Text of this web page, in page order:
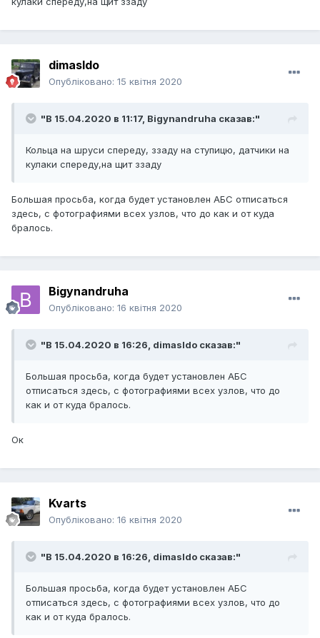
dimasldo
Опубліковано: 15 квітня 2020
"В 15.04.2020 в 11:17, Bigynandruha сказав:"
Кольца на шруси спереду, ззаду на ступицю, датчики на
кулаки спереду,на щит ззаду
Большая просьба, когда будет установлен АБС отписаться
здесь, с фотографиями всех узлов, что до как и от куда
бралось.
Bigynandruha
Опубліковано: 16 квітня 2020
"В 15.04.2020 в 16:26, dimasldo сказав:"
Большая просьба, когда будет установлен АБС
отписаться здесь, с фотографиями всех узлов, что до
как и от куда бралось.
Ок
Kvarts
Опубліковано: 16 квітня 2020
"В 15.04.2020 в 16:26, dimasldo сказав:"
Большая просьба, когда будет установлен АБС
отписаться здесь, с фотографиями всех узлов, что до
как и от куда бралось.